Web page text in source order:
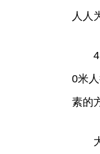
人人
0米
素的